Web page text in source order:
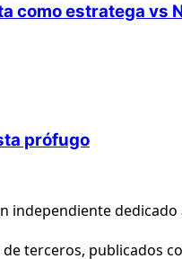
como estratega vs
prófugo
independiente
terceros, publicados